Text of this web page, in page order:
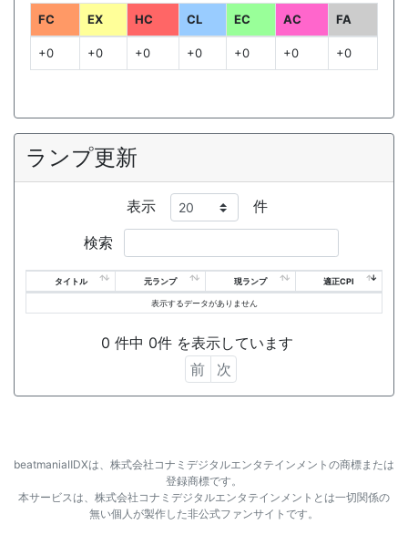
FC EX HC CL EC AC FA
+0 +0 +0 +0 +0 +0 +0
ランプ更新
表示 件
検索
タイトル 元ランプ 現ランプ 適正CPI
表示するデータがありません
0 件中 0件 を表示しています
前
次
beatmaniaⅡDXは、株式会社コナミデジタルエンタテインメントの商標または
登録商標です。
本サービスは、株式会社コナミデジタルエンタテインメントとは一切関係の
無い個人が製作した非公式ファンサイトです。